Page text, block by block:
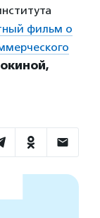
фильм о